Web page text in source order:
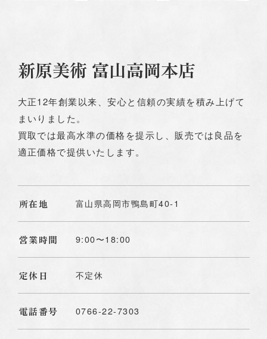
お問い合わせ
antique shop樹
11:00～16:00
東京店
11:00～17:00
新原美術 富山高岡本店
大正12年創業以来、安心と信頼の実績を積み上げて
まいりました。
買取では最高水準の価格を提示し、販売では良品を
適正価格で提供いたします。
所在地 富山県高岡市鴨島町40-1
営業時間 9:00〜18:00
定休日 不定休
電話番号 0766-22-7303